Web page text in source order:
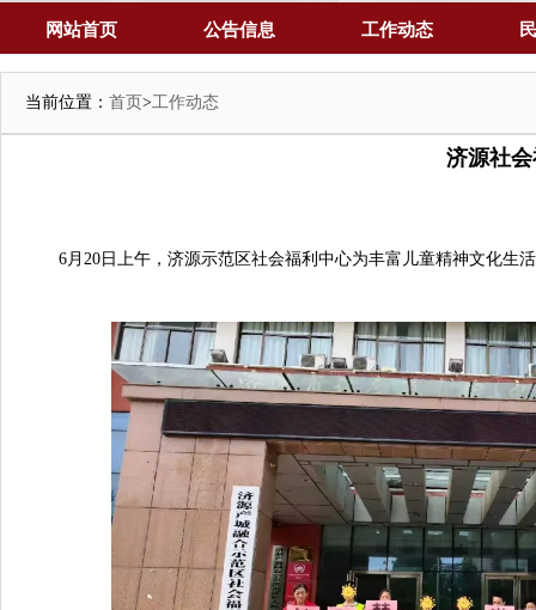
网站首页 公告信息 工作动态
当前位置： 首页 >工作动态
济源社
6月20日上午，济源示范区社会福利中心为丰富儿童精神文化生